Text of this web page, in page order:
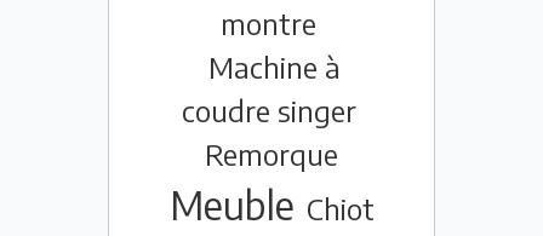
montre
Machine à
coudre singer
Remorque
Meuble Chiot